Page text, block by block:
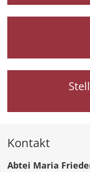
Kontakt
Abtei Maria